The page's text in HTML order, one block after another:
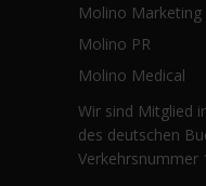
Wir sind Mitglied
des deutschen
Verkehrsnummer
Molino Marketing
Molino PR
Molino Medical